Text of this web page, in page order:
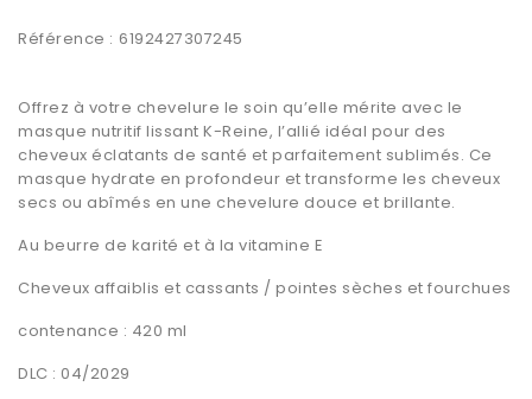
Référence : 6192427307245
Offrez à votre chevelure le soin qu’elle mérite avec le
masque nutritif lissant K-Reine, l’allié idéal pour des
cheveux éclatants de santé et parfaitement sublimés. Ce
masque hydrate en profondeur et transforme les cheveux
secs ou abîmés en une chevelure douce et brillante.
Au beurre de karité et à la vitamine E
Cheveux affaiblis et cassants / pointes sèches et fourchues
contenance : 420 ml
DLC : 04/2029